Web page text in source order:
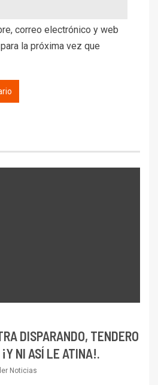
correo electrónico y web
la próxima vez que
DISPARANDO, TENDERO
NI ASÍ LE ATINA!.
Noticias